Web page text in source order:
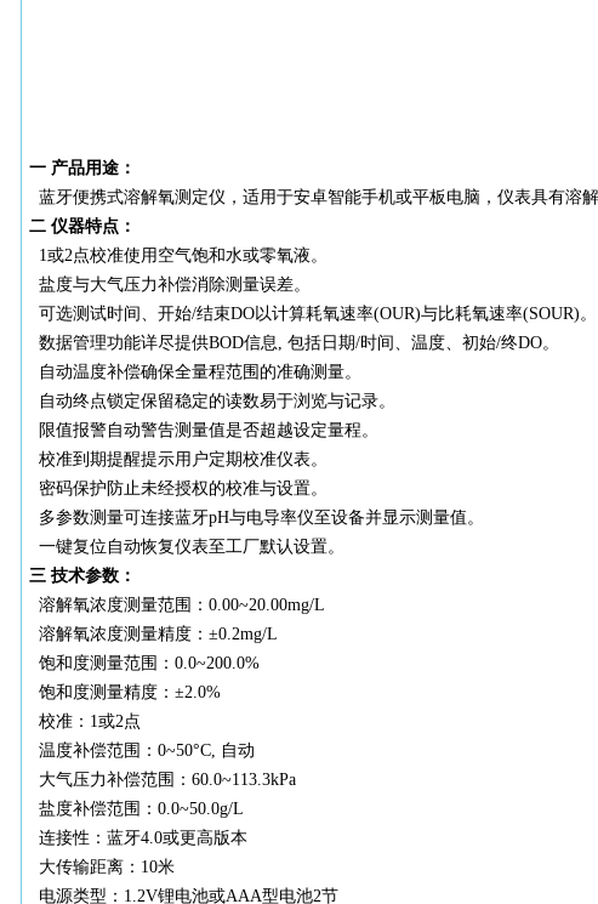
一 产品用途：
蓝牙便携式溶解氧测定仪，适用于安卓智能手机或平板电脑，仪表具有溶解
二 仪器特点：
1或2点校准使用空气饱和水或零氧液。
盐度与大气压力补偿消除测量误差。
可选测试时间、开始/结束DO以计算耗氧速率(OUR)与比耗氧速率(SOUR)。
数据管理功能详尽提供BOD信息, 包括日期/时间、温度、初始/终DO。
自动温度补偿确保全量程范围的准确测量。
自动终点锁定保留稳定的读数易于浏览与记录。
限值报警自动警告测量值是否超越设定量程。
校准到期提醒提示用户定期校准仪表。
密码保护防止未经授权的校准与设置。
多参数测量可连接蓝牙pH与电导率仪至设备并显示测量值。
一键复位自动恢复仪表至工厂默认设置。
三 技术参数：
溶解氧浓度测量范围： 0.00~20.00mg/L
溶解氧浓度测量精度： ±0.2mg/L
饱和度测量范围： 0.0~200.0%
饱和度测量精度： ±2.0%
校准： 1或2点
温度补偿范围： 0~50°C, 自动
大气压力补偿范围： 60.0~113.3kPa
盐度补偿范围： 0.0~50.0g/L
连接性：蓝牙4.0或更高版本
大传输距离： 10米
电源类型： 1.2V锂电池或AAA型电池2节